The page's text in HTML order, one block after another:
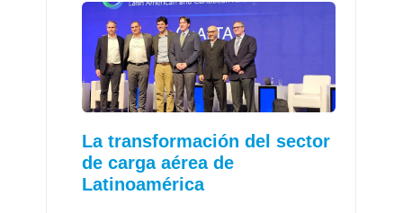
La transformación del sector
de carga aérea de
Latinoamérica